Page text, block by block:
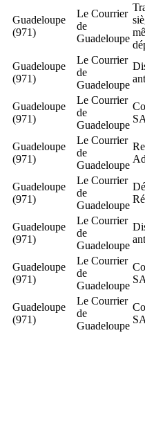
Guadeloupe
(971)
Le Courrier
de
Guadeloupe
Guadeloupe
(971)
Le Courrier
de
Guadeloupe
Guadeloupe
(971)
Le Courrier
de
Guadeloupe
Guadeloupe
(971)
Le Courrier
de
Guadeloupe
Guadeloupe
(971)
Le Courrier
de
Guadeloupe
Guadeloupe
(971)
Le Courrier
de
Guadeloupe
Guadeloupe
(971)
Le Courrier
de
Guadeloupe
Guadeloupe
(971)
Le Courrier
de
Guadeloupe